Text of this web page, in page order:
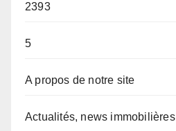
2393
5
A propos de notre site
Actualités, news immobilières